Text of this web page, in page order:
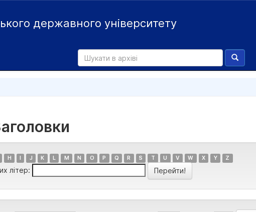
державного університету
H I J K L M N O P Q R S T U V W X Y Z
літер: